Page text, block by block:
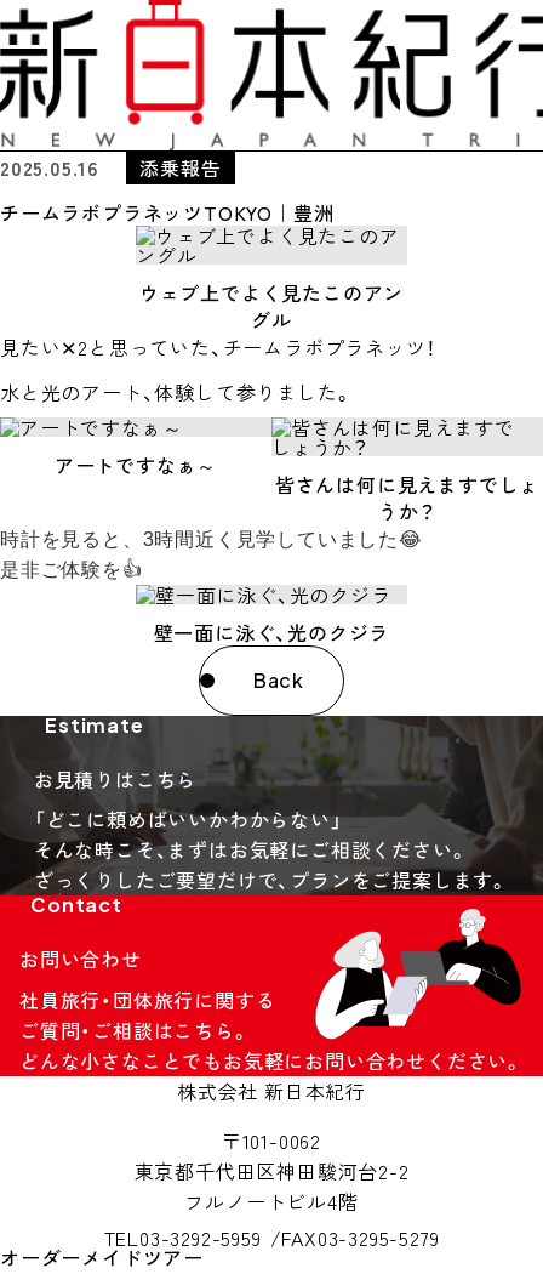
2025.05.16
添乗報告
チームラボプラネッツTOKYO｜豊洲
ウェブ上でよく見たこのアン
グル
見たい✕2と思っていた、チームラボプラネッツ！
水と光のアート、体験して参りました。
アートですなぁ～
皆さんは何に見えますでしょ
うか？
時計を見ると、3時間近く見学していました😂
是非ご体験を👍
壁一面に泳ぐ、光のクジラ
Back
Estimate
お見積りはこちら
「どこに頼めばいいかわからない」
そんな時こそ、まずはお気軽にご相談ください。
ざっくりしたご要望だけで、プランをご提案します。
Contact
お問い合わせ
社員旅行・団体旅行に関する
ご質問・ご相談はこちら。
どんな小さなことでもお気軽にお問い合わせください。
株式会社 新日本紀行
〒101-0062
東京都千代田区神田駿河台2-2
フルノートビル4階
TEL03-3292-5959 FAX03-3295-5279
オーダーメイドツアー